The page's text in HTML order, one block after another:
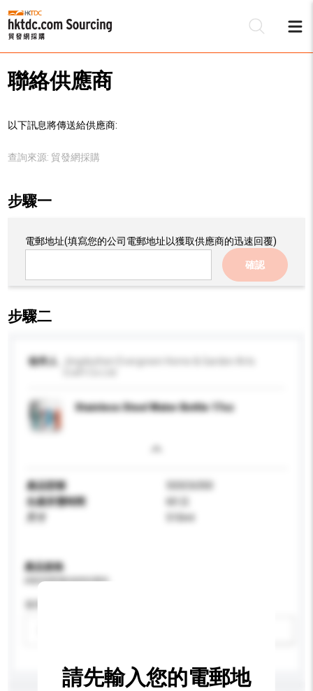
聯絡供應商
以下訊息將傳送給供應商:
查詢來源: 貿發網採購
步驟一
電郵地址(填寫您的公司電郵地址以獲取供應商的迅速回覆)
確認
步驟二
收件人
Stainless Steel Water Bottle 17oz
產品型號
5SSC6350
生產所需時間
60 日
510ml
產品規格
請提供您對產品的特定要求。
請先輸入您的電郵地